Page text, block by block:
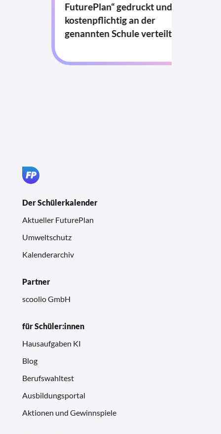
FuturePlan“ gedruckt und
kostenpflichtig an der
genannten Schule verteilt.
Der Schülerkalender
Aktueller FuturePlan
Umweltschutz
Kalenderarchiv
Partner
scoolio GmbH
für Schüler:innen
Hausaufgaben KI
Blog
Berufswahltest
Ausbildungsportal
Aktionen und Gewinnspiele